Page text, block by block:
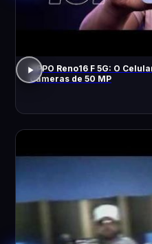
OPPO Reno16 F 5G: O
Câmeras de 50 MP